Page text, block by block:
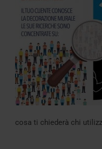
cosa ti chiederà chi